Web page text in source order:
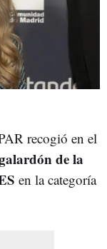
recogió en el
de la
en la categoría